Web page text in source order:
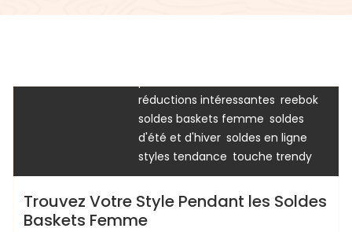
réductions intéressantes reebok
soldes baskets femme soldes
d'été et d'hiver soldes en ligne
styles tendance touche trendy
Trouvez Votre Style Pendant les Soldes
Baskets Femme